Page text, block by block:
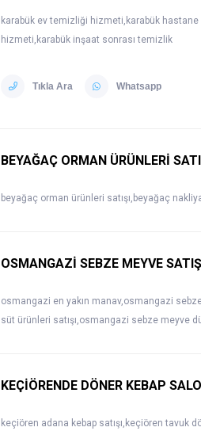
karabük ev temizliği hizmeti,karabük
hizmeti,karabük inşaat sonrası temizlik
Tıkla Ara Whatsapp
BEYAĞAÇ ORMAN ÜRÜNLERİ
beyağaç orman ürünleri satışı,beyağaç
OSMANGAZİ SEBZE MEYVE
osmangazi en yakın manav,osmangazi
süt ürünleri satışı,osmangazi sebze meyve
KEÇİÖRENDE DÖNER KEBAP
keçiören adana kebap satışı,keçiören tavuk